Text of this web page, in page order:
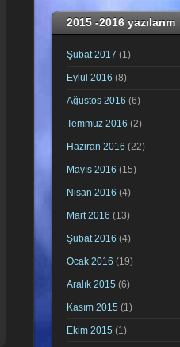
2015 -2016 yazılarım
Şubat 2017 (1)
Eylül 2016 (8)
Ağustos 2016 (6)
Temmuz 2016 (2)
Haziran 2016 (22)
Mayıs 2016 (15)
Nisan 2016 (4)
Mart 2016 (13)
Şubat 2016 (4)
Ocak 2016 (19)
Aralık 2015 (6)
Kasım 2015 (1)
Ekim 2015 (1)